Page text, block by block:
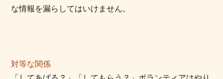
な情報を漏らしてはいけません。
対等な関係